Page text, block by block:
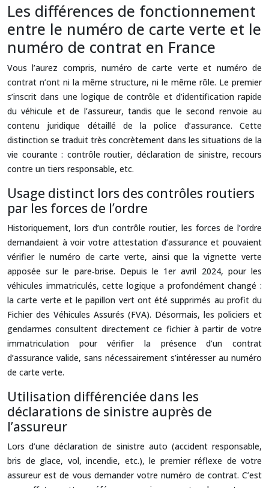
Les différences de fonctionnement
entre le numéro de carte verte et le
numéro de contrat en France
Vous l’aurez compris, numéro de carte verte et numéro de
contrat n’ont ni la même structure, ni le même rôle. Le premier
s’inscrit dans une logique de contrôle et d’identification rapide
du véhicule et de l’assureur, tandis que le second renvoie au
contenu juridique détaillé de la police d’assurance. Cette
distinction se traduit très concrètement dans les situations de la
vie courante : contrôle routier, déclaration de sinistre, recours
contre un tiers responsable, etc.
Usage distinct lors des contrôles routiers
par les forces de l’ordre
Historiquement, lors d’un contrôle routier, les forces de l’ordre
demandaient à voir votre attestation d’assurance et pouvaient
vérifier le numéro de carte verte, ainsi que la vignette verte
apposée sur le pare‑brise. Depuis le 1er avril 2024, pour les
véhicules immatriculés, cette logique a profondément changé :
la carte verte et le papillon vert ont été supprimés au profit du
Fichier des Véhicules Assurés (FVA). Désormais, les policiers et
gendarmes consultent directement ce fichier à partir de votre
immatriculation pour vérifier la présence d’un contrat
d’assurance valide, sans nécessairement s’intéresser au numéro
de carte verte.
Utilisation différenciée dans les
déclarations de sinistre auprès de
l’assureur
Lors d’une déclaration de sinistre auto (accident responsable,
bris de glace, vol, incendie, etc.), le premier réflexe de votre
assureur est de vous demander votre numéro de contrat. C’est